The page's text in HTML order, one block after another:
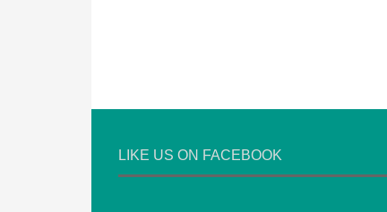
LIKE US ON FACEBOOK